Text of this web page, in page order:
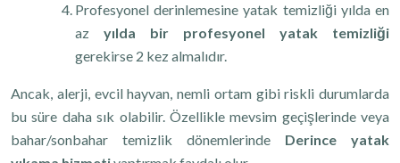
Profesyonel derinlemesine yatak temizliği yılda en
az yılda bir profesyonel yatak temizliği
gerekirse 2 kez almalıdır.
Ancak, alerji, evcil hayvan, nemli ortam gibi riskli durumlarda
bu süre daha sık olabilir. Özellikle mevsim geçişlerinde veya
bahar/sonbahar temizlik dönemlerinde Derince yatak